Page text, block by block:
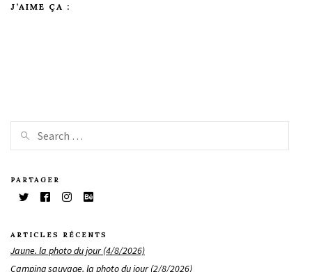
J’AIME ÇA :
PARTAGER
ARTICLES RÉCENTS
Jaune. la photo du jour (4/8/2026)
Camping sauvage. la photo du jour (2/8/2026)